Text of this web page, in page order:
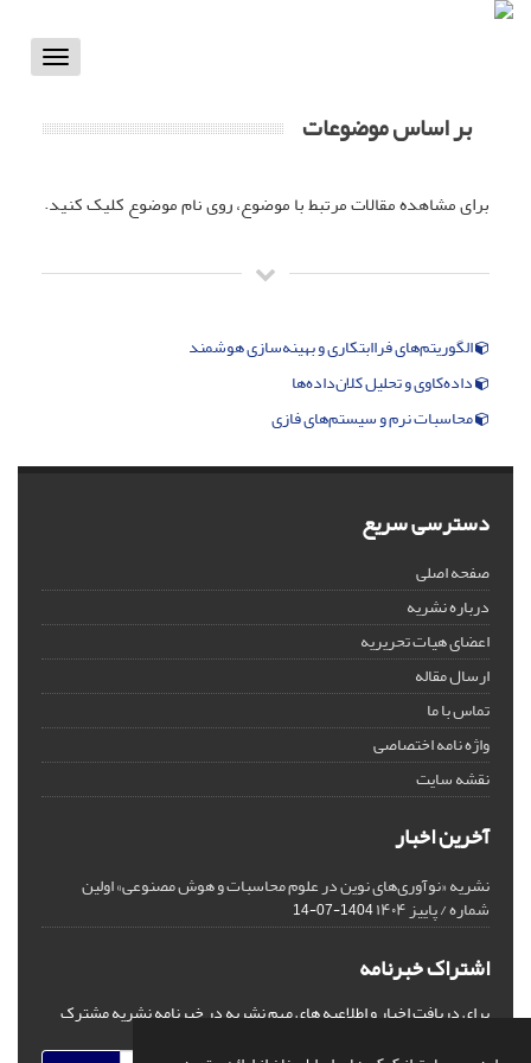
Toggle
بر اساس موضوعات
برای مشاهده مقالات مرتبط با موضوع، روی نام موضوع کلیک کنید.
الگوریتم‌های فراابتکاری و بهینه‌سازی هوشمند
داده‌کاوی و تحلیل کلان‌داده‌ها
محاسبات نرم و سیستم‌های فازی
دسترسی سریع
صفحه اصلی
درباره نشریه
اعضای هیات تحریریه
ارسال مقاله
تماس با ما
واژه نامه اختصاصی
نقشه سایت
آخرین اخبار
نشریه «نوآوری‌های نوین در علوم محاسبات و هوش مصنوعی» اولین
شماره / پاییز ۱۴۰۴ 1404-07-14
اشتراک خبرنامه
برای دریافت اخبار و اطلاعیه های مهم نشریه در خبرنامه نشریه مشترک